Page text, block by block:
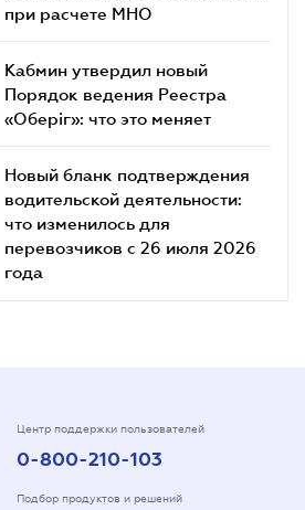
при расчете МНО
Кабмин утвердил новый
Порядок ведения Реестра
«Оберіг»: что это меняет
Новый бланк подтверждения
водительской деятельности:
что изменилось для
перевозчиков с 26 июля 2026
года
Центр поддержки пользователей
0-800-210-103
Подбор продуктов и решений